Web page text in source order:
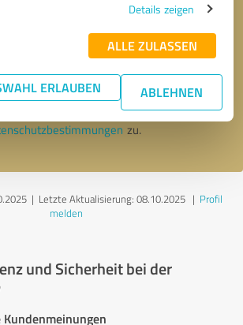
Details zeigen
ALLE ZULASSEN
ERLAUBEN ABLEHNEN
* Erforderliche Angaben
Nachricht senden
zu.
| Letzte Aktualisierung: 08.10.2025| Profil
melden
und Sicherheit bei der